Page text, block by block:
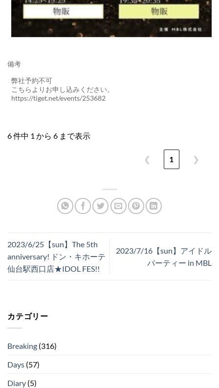
備考
弊社予約不可
こちらよりお申し込みください。
https://tiget.net/events/253682
6 件中 1 から 6 まで表示
❮ 1 ❯
2023/6/25【sun】The 5th
anniversary! ドン・キホーテ
仙台駅西口店★IDOL FES!!
2023/7/16【sun】アイドル
パーティー in MBL
カテゴリー
Breaking (316)
Days (57)
Diary (5)